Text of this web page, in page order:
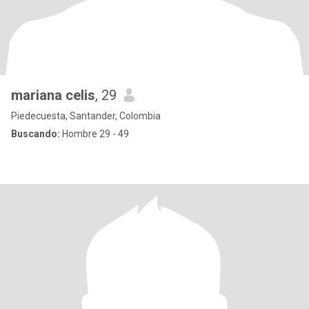
mariana celis, 29
Piedecuesta, Santander, Colombia
Buscando: Hombre 29 - 49